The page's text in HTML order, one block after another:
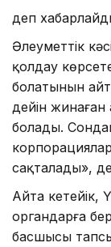
деп
Әлеуметтік
қолдау
болатынын
дейін жинаған
болады.
сақталады»,
Айта кетейік,
органдарға
басшысы